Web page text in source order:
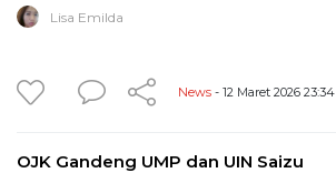
Lisa Emilda
News - 12 Maret 2026 23:34
OJK Gandeng UMP dan UIN Saizu